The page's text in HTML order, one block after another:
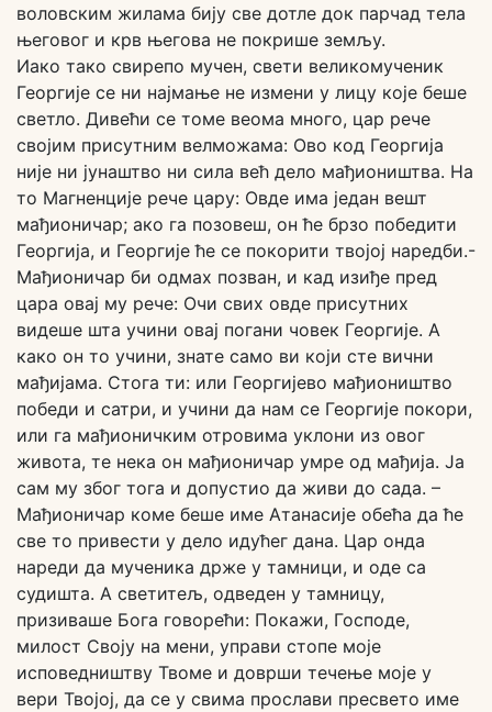
воловским жилама бију све дотле док парчад тела
његовог и крв његова не покрише земљу.
Иако тако свирепо мучен, свети великомученик
Георгије се ни најмање не измени у лицу које беше
светло. Дивећи се томе веома много, цар рече
својим присутним велможама: Ово код Георгија
није ни јунаштво ни сила већ дело мађиоништва. На
то Магненције рече цару: Овде има један вешт
мађионичар; ако га позовеш, он ће брзо победити
Георгија, и Георгије ће се покорити твојој наредби.-
Мађионичар би одмах позван, и кад изиђе пред
цара овај му рече: Очи свих овде присутних
видеше шта учини овај погани човек Георгије. А
како он то учини, знате само ви који сте вични
мађијама. Стога ти: или Георгијево мађиоништво
победи и сатри, и учини да нам се Георгије покори,
или га мађионичким отровима уклони из овог
живота, те нека он мађионичар умре од мађија. Ја
сам му због тога и допустио да живи до сада. –
Мађионичар коме беше име Атанасије обећа да ће
све то привести у дело идућег дана. Цар онда
нареди да мученика држе у тамници, и оде са
судишта. А светитељ, одведен у тамницу,
призиваше Бога говорећи: Покажи, Господе,
милост Своју на мени, управи стопе моје
исповедништву Твоме и доврши течење моје у
вери Твојој, да се у свима прослави пресвето име